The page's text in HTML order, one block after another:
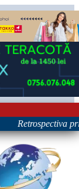
Retrospectiva